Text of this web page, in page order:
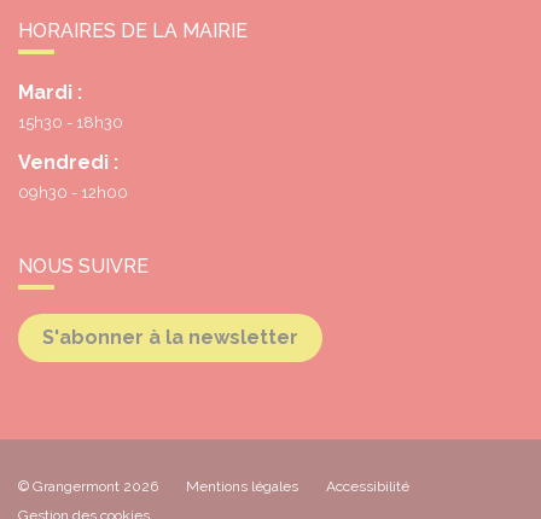
HORAIRES DE LA MAIRIE
Mardi :
15h30 - 18h30
Vendredi :
09h30 - 12h00
NOUS SUIVRE
S'abonner à la newsletter
© Grangermont 2026 Mentions légales
Accessibilité
Gestion des cookies